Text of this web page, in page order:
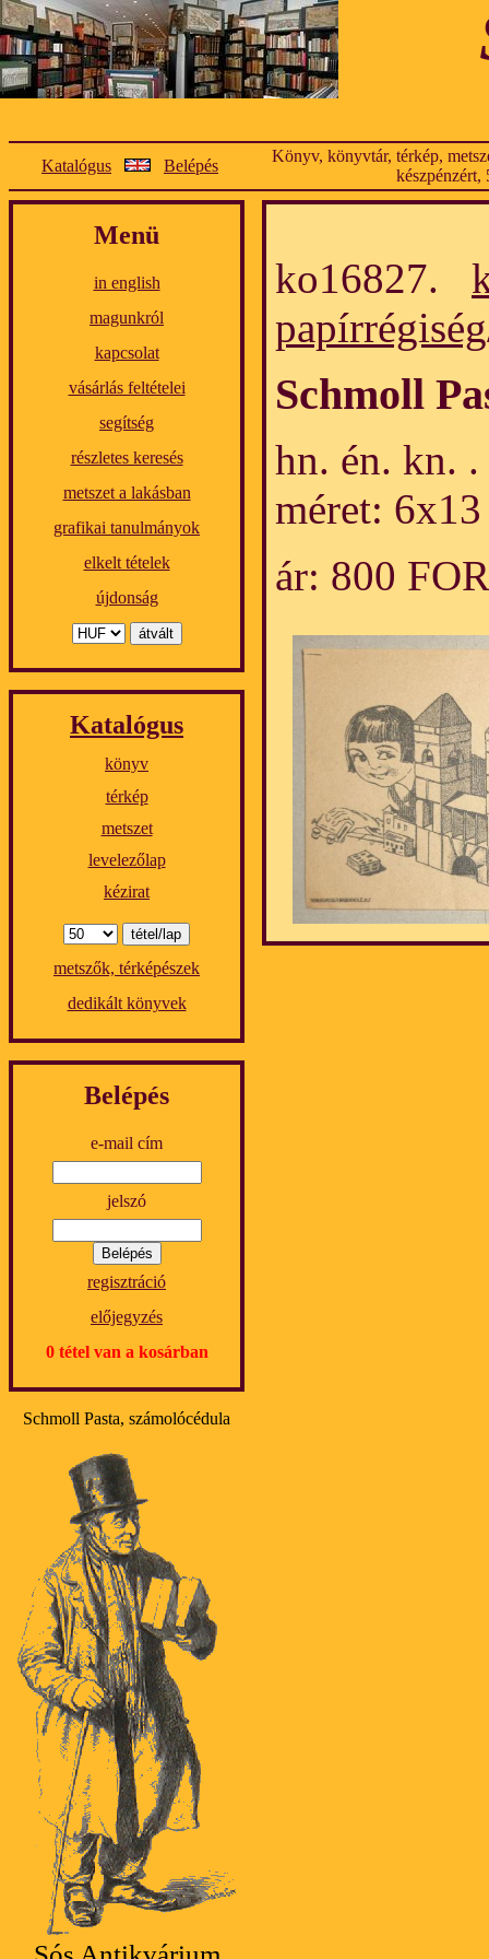
Katalógus Belépés
Könyv, könyvtár, térkép,
készpénzért,
Menü
in english
magunkról
kapcsolat
vásárlás feltételei
segítség
részletes keresés
metszet a lakásban
grafikai tanulmányok
elkelt tételek
újdonság
Katalógus
könyv
térkép
metszet
levelezőlap
kézirat
metszők, térképészek
dedikált könyvek
Belépés
e-mail cím
jelszó
regisztráció
előjegyzés
0 tétel van a kosárban
Schmoll Pasta, számolócédula
ko16827.
papírrégiség
Schmoll
hn. én. kn.
méret:
ár: 800